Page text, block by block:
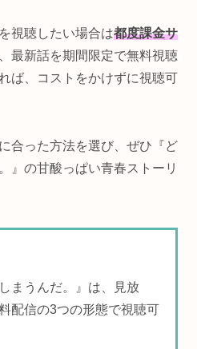
視聴したい場合は都度課金サ
最新話を期間限定で無料視聴
ば、コストをかけずに視聴可
合った方法を選び、ぜひ『ど
』の甘酸っぱい青春ストーリ
まうんだ。』は、見放
配信の3つの形態で視聴可